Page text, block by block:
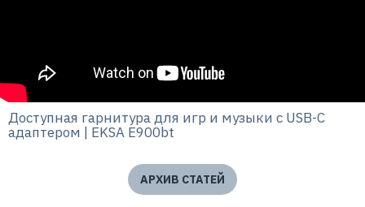
Доступная гарнитура для игр и музыки с USB-C
адаптером | EKSA E900bt
АРХИВ СТАТЕЙ